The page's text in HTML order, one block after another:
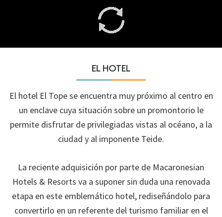
EL HOTEL
El hotel El Tope se encuentra muy próximo al centro en
un enclave cuya situación sobre un promontorio le
permite disfrutar de privilegiadas vistas al océano, a la
ciudad y al imponente Teide.
La reciente adquisición por parte de Macaronesian
Hotels & Resorts va a suponer sin duda una renovada
etapa en este emblemático hotel, rediseñándolo para
convertirlo en un referente del turismo familiar en el